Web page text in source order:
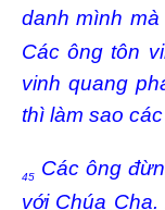
danh mình
Các ông tôn
vinh quang
thì làm sao
45
Các ông
với Chúa